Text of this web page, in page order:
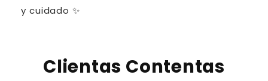
y cuidado ✨
Clientas Contentas